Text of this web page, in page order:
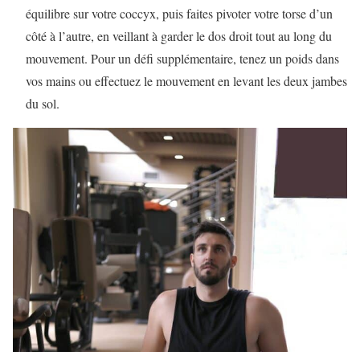
équilibre sur votre coccyx, puis faites pivoter votre torse d’un
côté à l’autre, en veillant à garder le dos droit tout au long du
mouvement. Pour un défi supplémentaire, tenez un poids dans
vos mains ou effectuez le mouvement en levant les deux jambes
du sol.